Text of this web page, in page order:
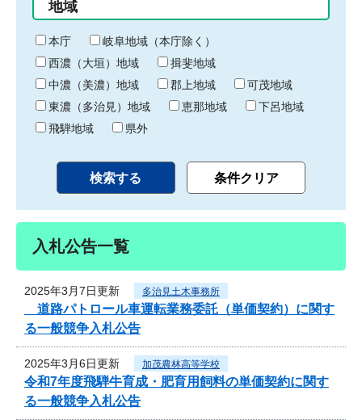
り
終
わ
り
地域
本庁
岐阜地域（本庁除く）
西濃（大垣）地域
揖斐地域
中濃（美濃）地域
郡上地域
可茂地域
東濃（多治見）地域
恵那地域
下呂地域
飛騨地域
県外
入札公告一覧
2025年3月7日更新 多治見土木事務所
道路パトロール車運転業務委託（単価契約）に関す
る一般競争入札公告
2025年3月6日更新 加茂農林高等学校
令和7年度飛騨牛育成・肥育用飼料の単価契約に関す
る一般競争入札公告